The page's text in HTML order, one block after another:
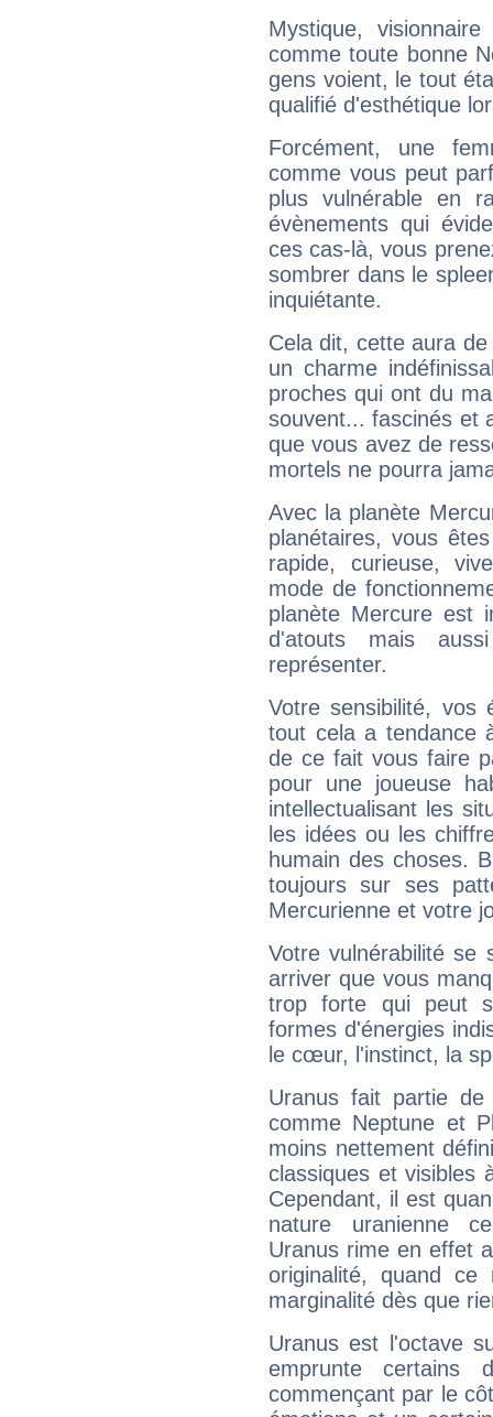
Mystique,
comme toute bonne
gens voient, le tout
qualifié d'esthétique
Forcément, une
comme vous peut
plus vulnérable en
évènements qui
ces cas-là, vous
sombrer dans le
inquiétante.
Cela dit, cette aura
un charme
proches qui ont du
souvent... fascinés et
que vous avez de
mortels ne pourra
Avec la planète
planétaires, vous
rapide, curieuse,
mode de
planète Mercure est
d'atouts mais
représenter.
Votre sensibilité,
tout cela a tendance
de ce fait vous faire
pour une joueuse
intellectualisant les
les idées ou les
humain des choses.
toujours sur ses
Mercurienne et votre
Votre vulnérabilité se
arriver que vous
trop forte qui peut
formes d'énergies
le cœur, l'instinct, la
Uranus fait partie
comme Neptune et
moins nettement
classiques et visibles
Cependant, il est
nature uranienne
Uranus rime en effet
originalité, quand ce
marginalité dès que
Uranus est l'octave
emprunte
commençant par le